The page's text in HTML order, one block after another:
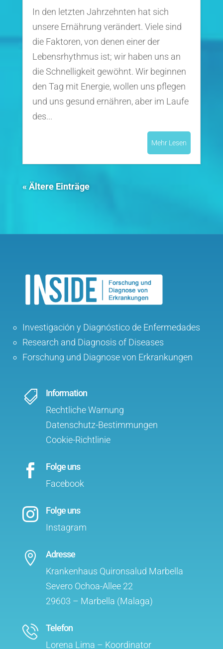
In den letzten Jahrzehnten hat sich
unsere Ernährung verändert. Viele sind
die Faktoren, von denen einer der
Lebensrhythmus ist; wir haben uns an
die Schnelligkeit gewöhnt. Wir beginnen
den Tag mit Energie, wollen uns pflegen
und uns gesund ernähren, aber im Laufe
des...
Mehr Lesen
« Ältere Einträge
Investigación y Diagnóstico de Enfermedades
Research and Diagnosis of Diseases
Forschung und Diagnose von Erkrankungen

Information
Rechtliche Warnung
Datenschutz-Bestimmungen
Cookie-Richtlinie

Folge uns
Facebook

Folge uns
Instagram

Adresse
Krankenhaus Quironsalud Marbella
Severo Ochoa-Allee 22
29603 – Marbella (Malaga)
Telefon
Lorena Lima – Koordinator